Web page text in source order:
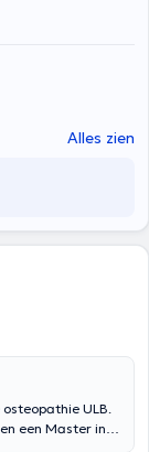
Alles zien
ULB.
een Master in